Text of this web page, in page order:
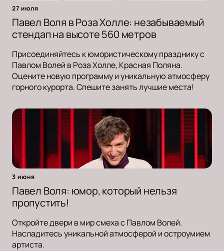
27 июля
Павел Воля в Роза Холле: незабываемый
стендап на высоте 560 метров
Присоединяйтесь к юмористическому празднику с
Павлом Волей в Роза Холле, Красная Поляна.
Оцените новую программу и уникальную атмосферу
горного курорта. Спешите занять лучшие места!
3 июня
Павел Воля: юмор, который нельзя
пропустить!
Откройте двери в мир смеха с Павлом Волей.
Насладитесь уникальной атмосферой и остроумием
артиста.